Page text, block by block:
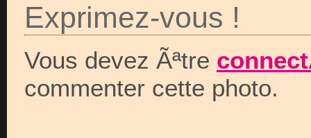
Exprimez-vous !
Vous devez Ãªtre
commenter cette photo.